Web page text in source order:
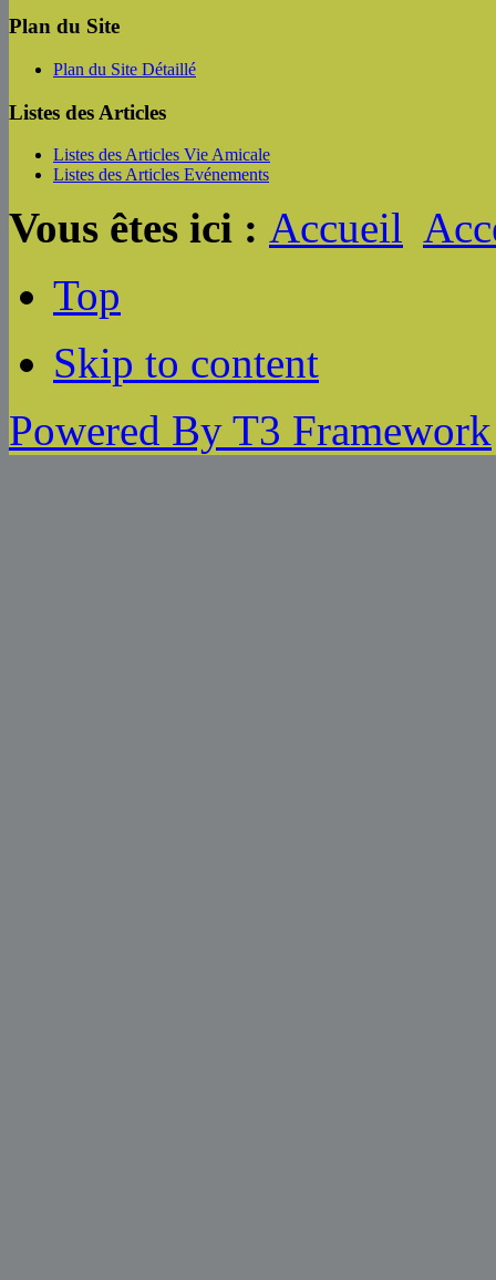
Plan du Site
Plan du Site Détaillé
Listes des Articles
Listes des Articles Vie Amicale
Listes des Articles Evénements
Vous êtes ici : Accueil
Top
Skip to content
Powered By T3 Framework